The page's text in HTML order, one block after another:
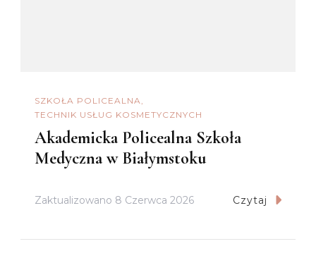
SZKOŁA POLICEALNA
TECHNIK USŁUG KOSMETYCZNYCH
Akademicka Policealna Szkoła
Medyczna w Białymstoku
Zaktualizowano 8 Czerwca 2026 Czytaj